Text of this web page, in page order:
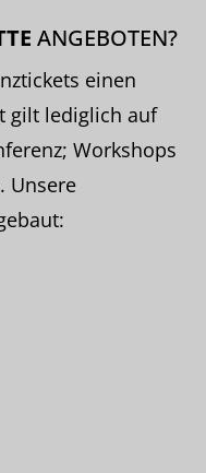
ANGEBOTEN?
einen
gilt lediglich auf
Workshops
Unsere